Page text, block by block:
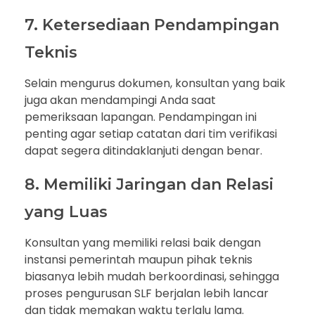
7. Ketersediaan Pendampingan
Teknis
Selain mengurus dokumen, konsultan yang baik
juga akan mendampingi Anda saat
pemeriksaan lapangan. Pendampingan ini
penting agar setiap catatan dari tim verifikasi
dapat segera ditindaklanjuti dengan benar.
8. Memiliki Jaringan dan Relasi
yang Luas
Konsultan yang memiliki relasi baik dengan
instansi pemerintah maupun pihak teknis
biasanya lebih mudah berkoordinasi, sehingga
proses pengurusan SLF berjalan lebih lancar
dan tidak memakan waktu terlalu lama.